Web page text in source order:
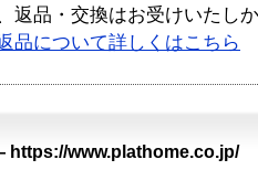
返品・交換はお受けいたし
品について詳しくはこちら
https://www.plathome.co.jp/